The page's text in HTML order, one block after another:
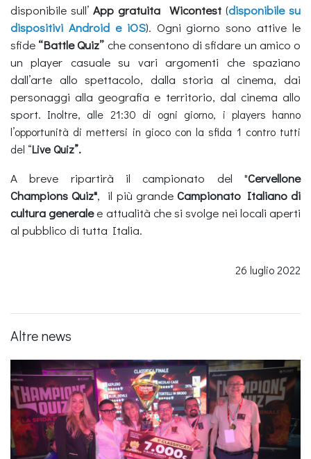
disponibile sull’App gratuita Wicontest(disponibile su
dispositivi Android e iOS). Ogni giorno sono attive le
sfide “Battle Quiz” che consentono di sfidare un amico o
un player casuale su vari argomenti che spaziano
dall’arte allo spettacolo, dalla storia al cinema, dai
personaggi alla geografia e territorio, dal cinema allo
sport. Inoltre, alle 21:30 di ogni giorno, i players hanno
l’opportunità di mettersi in gioco con la sfida 1 contro tutti
del “Live Quiz”.
A breve ripartirà il campionato del "Cervellone
Champions Quiz", il più grandeCampionato Italiano di
cultura generalee attualità che si svolge nei locali aperti
al pubblico di tutta Italia.
26 luglio 2022
Altre news